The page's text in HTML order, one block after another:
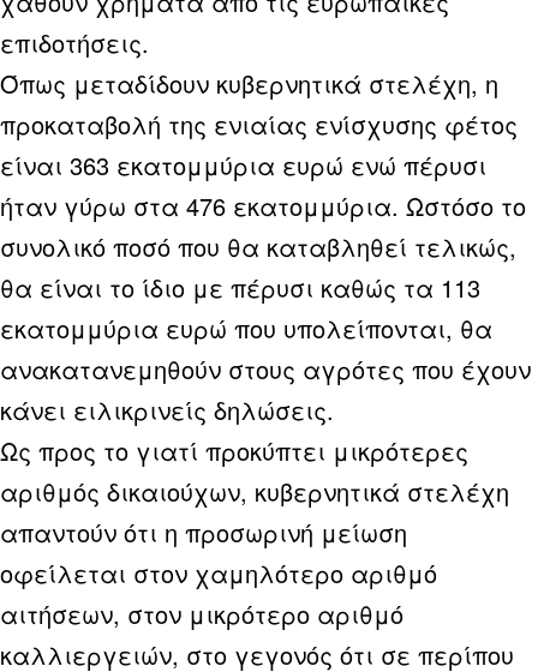
επιδοτήσεις.
Όπως μεταδίδουν κυβερνητικά στελέχη, η
προκαταβολή της ενιαίας ενίσχυσης φέτος
είναι 363 εκατομμύρια ευρώ ενώ πέρυσι
ήταν γύρω στα 476 εκατομμύρια. Ωστόσο το
συνολικό ποσό που θα καταβληθεί τελικώς,
θα είναι το ίδιο με πέρυσι καθώς τα 113
εκατομμύρια ευρώ που υπολείπονται, θα
ανακατανεμηθούν στους αγρότες που έχουν
κάνει ειλικρινείς δηλώσεις.
Ως προς το γιατί προκύπτει μικρότερες
αριθμός δικαιούχων, κυβερνητικά στελέχη
απαντούν ότι η προσωρινή μείωση
οφείλεται στον χαμηλότερο αριθμό
αιτήσεων, στον μικρότερο αριθμό
καλλιεργειών, στο γεγονός ότι σε περίπου